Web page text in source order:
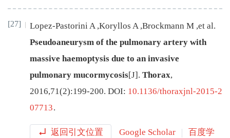
[27] Lopez-Pastorini A ,Koryllos A ,Brockmann M ,et al.
Pseudoaneurysm of the pulmonary artery with
massive haemoptysis due to an invasive
pulmonary mucormycosis[J]. Thorax,
2016,71(2):199-200. DOI: 10.1136/thoraxjnl-2015-2
07713.
返回引文位置 Google Scholar 百度学